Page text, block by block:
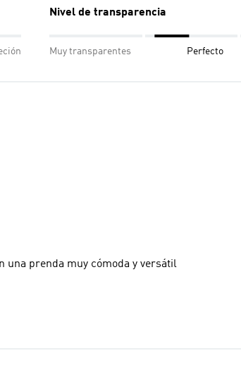
Nivel de transparencia
Muy transparentes Perfecto
una prenda muy cómoda y versátil